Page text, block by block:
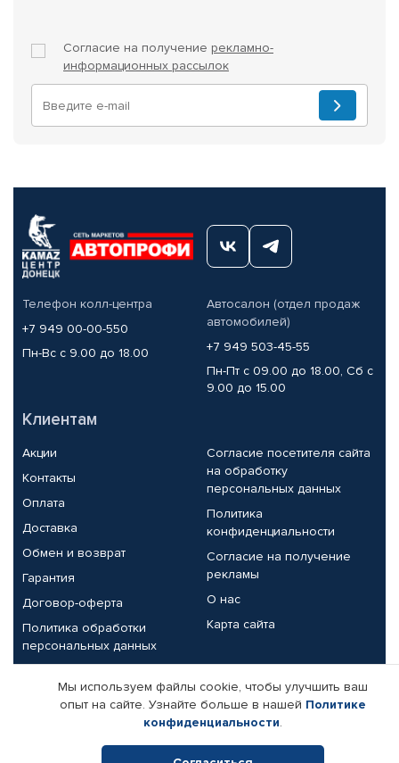
Согласие на получение рекламно-
информационных рассылок
Телефон колл-центра
+7 949 00-00-550
Пн-Вс с 9.00 до 18.00
Автосалон (отдел продаж
автомобилей)
+7 949 503-45-55
Пн-Пт с 09.00 до 18.00, Сб с
9.00 до 15.00
Клиентам
Акции
Контакты
Оплата
Доставка
Обмен и возврат
Гарантия
Договор-оферта
Политика обработки
персональных данных
Согласие посетителя сайта
на обработку
персональных данных
Политика
конфиденциальности
Согласие на получение
рекламы
О нас
Карта сайта
Партнерам
Корпоративным клиентам
Поставщикам
Реквизиты компании
Мы используем файлы cookie, чтобы улучшить ваш
опыт на сайте. Узнайте больше в нашей Политике
конфиденциальности.